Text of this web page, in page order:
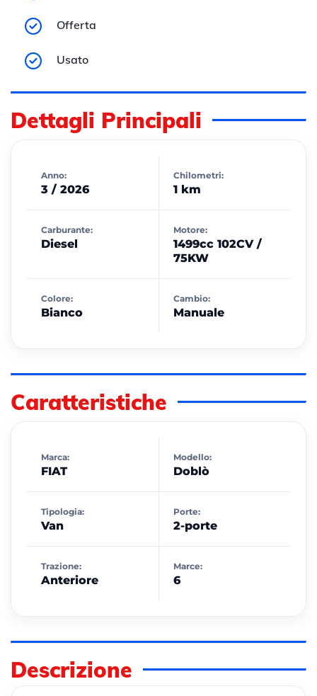
Offerta
Usato
Dettagli Principali
Anno:
3 / 2026
Chilometri:
1 km
Carburante:
Diesel
Motore:
1499cc 102CV /
75KW
Colore:
Bianco
Cambio:
Manuale
Caratteristiche
Marca:
FIAT
Modello:
Doblò
Tipologia:
Van
Porte:
2-porte
Trazione:
Anteriore
Marce:
6
Descrizione